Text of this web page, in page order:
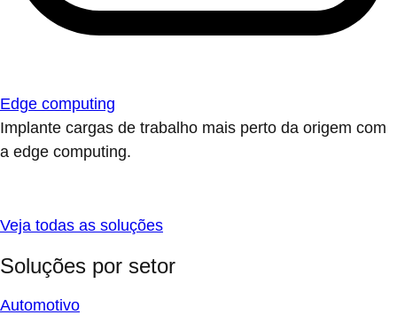
Edge computing
Implante cargas de trabalho mais perto da origem com
a edge computing.
Veja todas as soluções
Soluções por setor
Automotivo